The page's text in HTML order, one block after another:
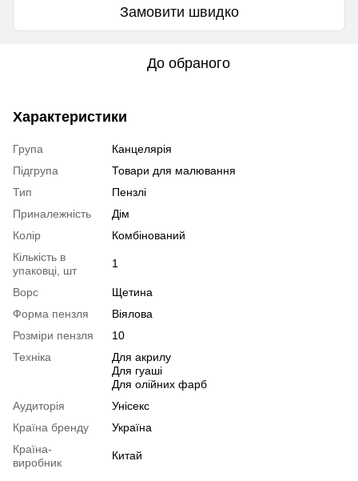
Замовити швидко
До обраного
Характеристики
Група
Канцелярія
Підгрупа
Товари для малювання
Тип
Пензлі
Приналежність
Дім
Колір
Комбінований
Кількість в
упаковці, шт
1
Ворс
Щетина
Форма пензля
Віялова
Розміри пензля
10
Техніка
Для акрилу
Для гуаші
Для олійних фарб
Аудиторія
Унісекс
Країна бренду
Україна
Країна-
виробник
Китай